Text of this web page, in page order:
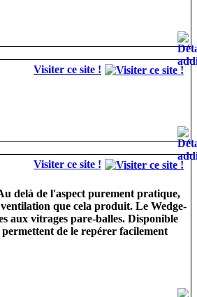
Visiter ce site !
Visiter ce site !
delà de l'aspect purement pratique,
que cela produit. Le Wedge-
aux vitrages pare-balles. Disponible
de le repérer facilement